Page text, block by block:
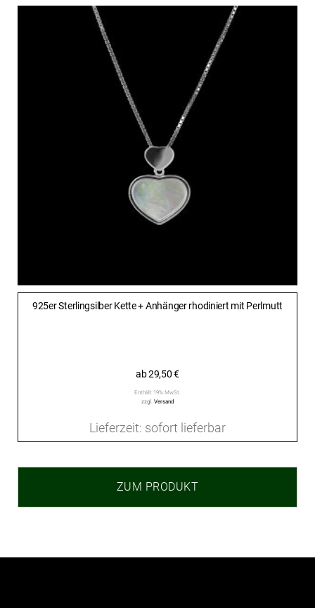
925er Sterlingsilber Kette + Anhänger rhodiniert mit Perlmutt
ab29,50€
Enthält 19% MwSt.
zzgl. Versand
Lieferzeit: sofort lieferbar
ZUM PRODUKT